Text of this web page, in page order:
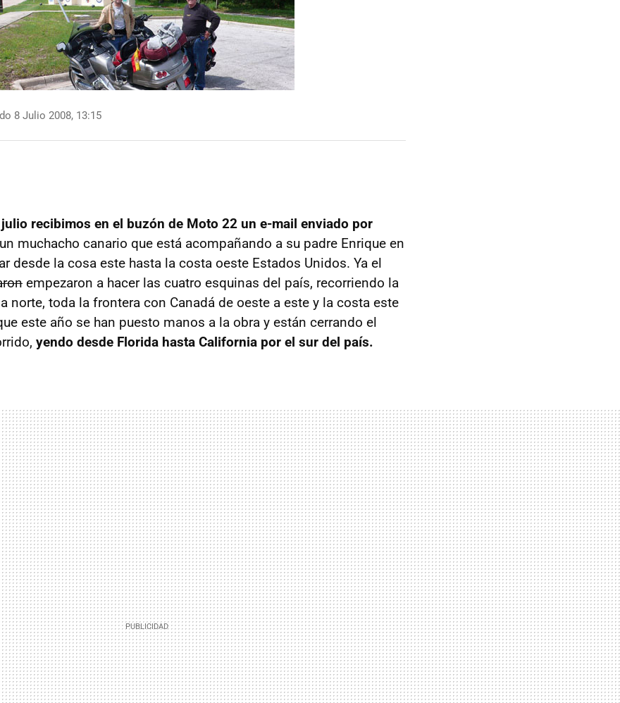
8 Julio 2008, 13:15
recibimos en el buzón de Moto 22 un e-mail enviado por
muchacho canario que está acompañando a su padre Enrique en
desde la cosa este hasta la costa oeste Estados Unidos. Ya el
empezaron a hacer las cuatro esquinas del país, recorriendo la
norte, toda la frontera con Canadá de oeste a este y la costa este
este año se han puesto manos a la obra y están cerrando el
yendo desde Florida hasta California por el sur del país.